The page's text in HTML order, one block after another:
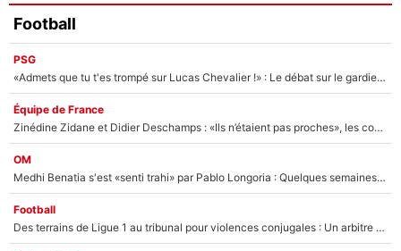
Football
PSG
«Admets que tu t'es trompé sur Lucas Chevalier !» : Le débat sur le gardien du PSG vire au clash à l'After Foot
Équipe de France
Zinédine Zidane et Didier Deschamps : «Ils n’étaient pas proches», les confidences d’un membre de l’équipe de France 1998 sur leur relation spéciale
OM
Medhi Benatia s'est «senti trahi» par Pablo Longoria : Quelques semaines après son départ, l'ancien directeur de football de l'OM règle ses comptes
Football
Des terrains de Ligue 1 au tribunal pour violences conjugales : Un arbitre français encourt une peine de 18 mois de prison !